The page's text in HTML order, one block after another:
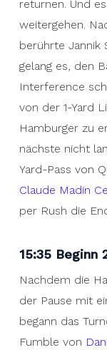
returnen. Und
weitergehen.
berührte Jannik
gelang es, den
Interference
von der 1-Yard
Hamburger zu
nächste nicht
Yard-Pass von
Claude Madin
per Rush die
15:35 Beginn
Nachdem die
der Pause mit
begann das
Fumble von